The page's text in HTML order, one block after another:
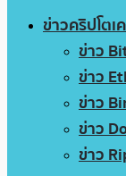
ข่าวคริปโตเ
ข่าว
ข่าว
ข่าว
ข่าว
ข่าว